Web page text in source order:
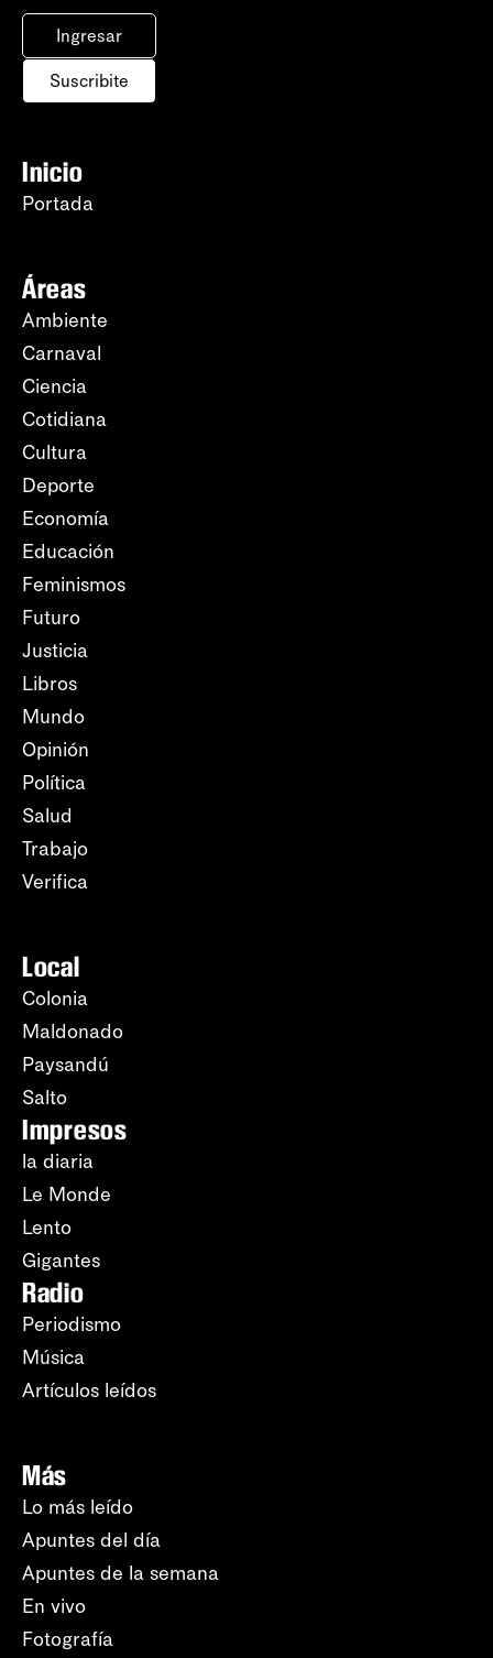
Ingresar
Suscribite
Inicio
Portada
Áreas
Ambiente
Carnaval
Ciencia
Cotidiana
Cultura
Deporte
Economía
Educación
Feminismos
Futuro
Justicia
Libros
Mundo
Opinión
Política
Salud
Trabajo
Verifica
Local
Colonia
Maldonado
Paysandú
Salto
Impresos
la diaria
Le Monde
Lento
Gigantes
Radio
Periodismo
Música
Artículos leídos
Más
Lo más leído
Apuntes del día
Apuntes de la semana
En vivo
Fotografía